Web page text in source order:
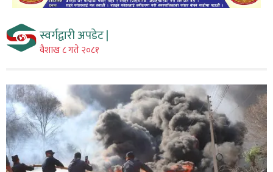
स्वर्गद्वारी अपडेट |
वैशाख ८ गते २०८१